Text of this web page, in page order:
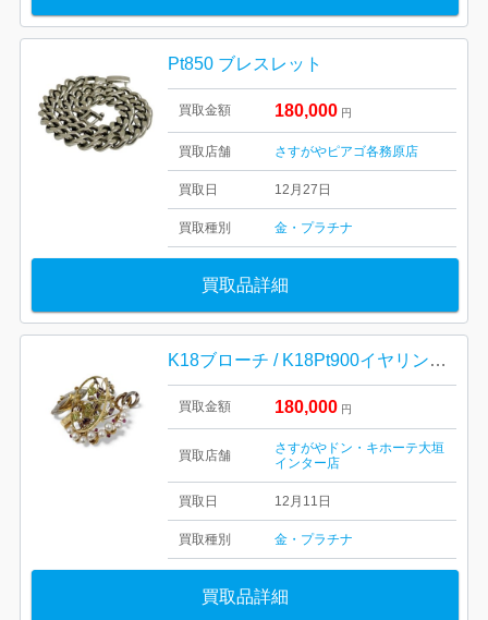
Pt850 ブレスレット
買取金額 180,000 円
買取店舗 さすがやピアゴ各務原店
買取日 12月27日
買取種別 金・プラチナ
買取品詳細
K18ブローチ / K18Pt900イヤリング / K18ブレスレット
買取金額 180,000 円
買取店舗
さすがやドン・キホーテ大垣
インター店
買取日 12月11日
買取種別 金・プラチナ
買取品詳細